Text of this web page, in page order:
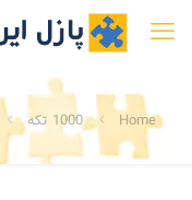
Home 1000 تکه